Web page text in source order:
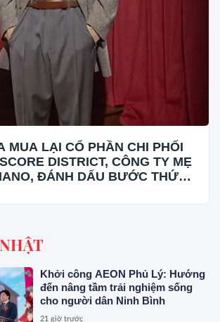
MUA LẠI CỔ PHẦN CHI PHỐI
DISTRICT, CÔNG TY MẸ
ĐÁNH DẤU BƯỚC THỨ
Khởi công AEON Phủ Lý: Hướng
đến nâng tầm trải nghiệm sống
cho người dân Ninh Bình
21 giờ trước